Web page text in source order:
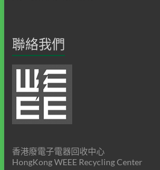
聯絡我們
香港廢電子電器回收中心
HongKong WEEE Recycling Center